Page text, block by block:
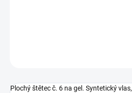
Plochý štětec č. 6 na gel. Syntetický vlas,